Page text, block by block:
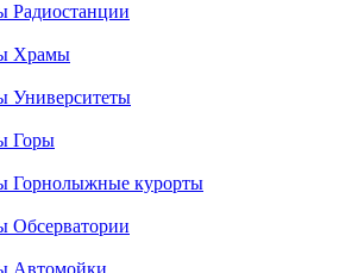
Радиостанции
Храмы
Университеты
Горы
Горнолыжные курорты
Обсерватории
Автомойки